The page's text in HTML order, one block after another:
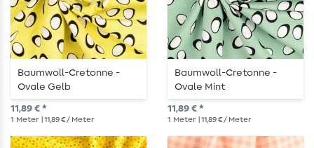
Baumwoll-Cretonne -
Ovale Gelb
11,89 € *
1 Meter | 11,89 € / Meter
Baumwoll-Cretonne -
Ovale Mint
11,89 € *
1 Meter | 11,89 € / Meter